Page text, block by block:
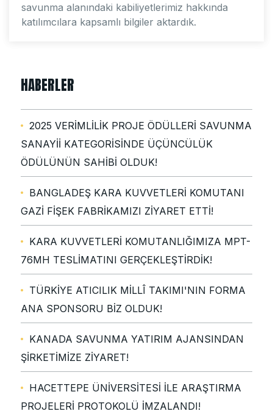
savunma alanındaki kabiliyetlerimiz hakkında
katılımcılara kapsamlı bilgiler aktardık.
HABERLER
2025 VERİMLİLİK PROJE ÖDÜLLERİ SAVUNMA
SANAYİİ KATEGORİSİNDE ÜÇÜNCÜLÜK
ÖDÜLÜNÜN SAHİBİ OLDUK!
BANGLADEŞ KARA KUVVETLERİ KOMUTANI
GAZİ FİŞEK FABRİKAMIZI ZİYARET ETTİ!
KARA KUVVETLERİ KOMUTANLIĞIMIZA MPT-
76MH TESLİMATINI GERÇEKLEŞTİRDİK!
TÜRKİYE ATICILIK MİLLÎ TAKIMI'NIN FORMA
ANA SPONSORU BİZ OLDUK!
KANADA SAVUNMA YATIRIM AJANSINDAN
ŞİRKETİMİZE ZİYARET!
HACETTEPE ÜNİVERSİTESİ İLE ARAŞTIRMA
PROJELERİ PROTOKOLÜ İMZALANDI!